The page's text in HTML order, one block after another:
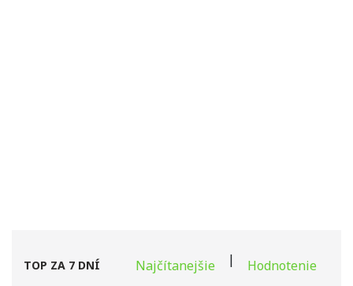
TOP ZA 7 DNÍ Najčítanejšie | Hodnotenie